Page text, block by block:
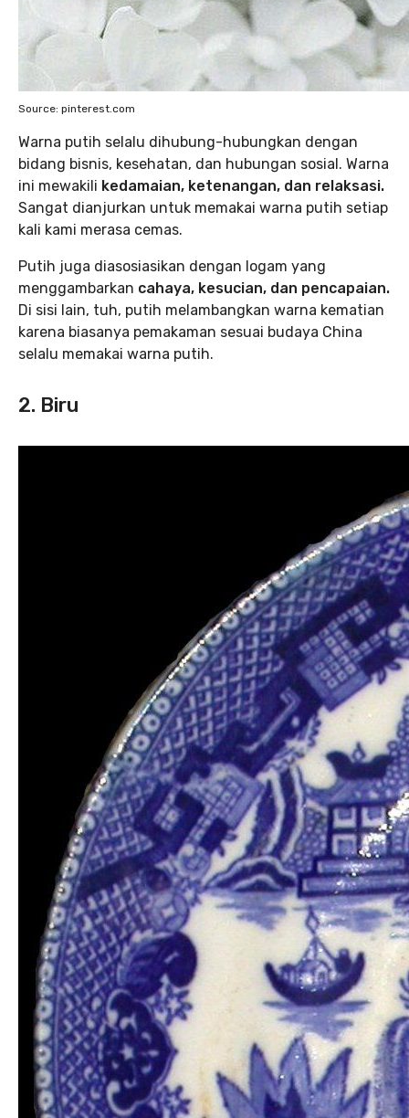
Source: pinterest.com
Warna putih selalu dihubung-hubungkan dengan
bidang bisnis, kesehatan, dan hubungan sosial. Warna
ini mewakili kedamaian, ketenangan, dan relaksasi.
Sangat dianjurkan untuk memakai warna putih setiap
kali kami merasa cemas.
Putih juga diasosiasikan dengan logam yang
menggambarkan cahaya, kesucian, dan pencapaian.
Di sisi lain, tuh, putih melambangkan warna kematian
karena biasanya pemakaman sesuai budaya China
selalu memakai warna putih.
2. Biru